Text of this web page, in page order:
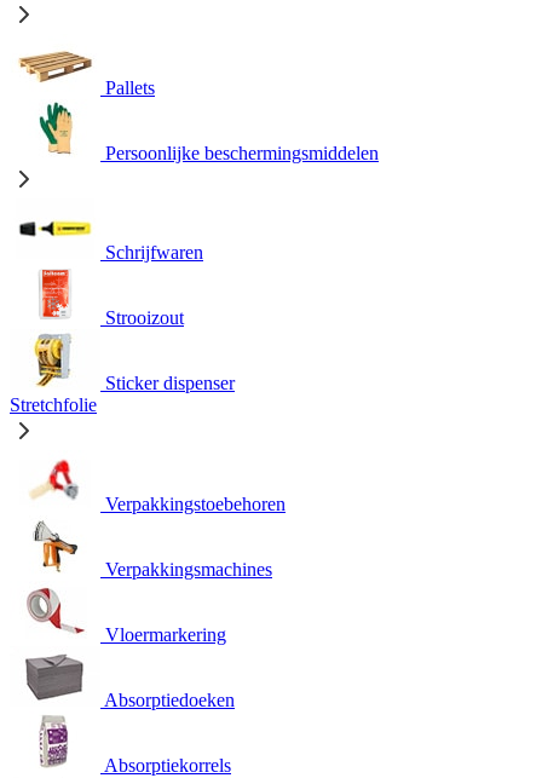
Pallets
Persoonlijke beschermingsmiddelen
Schrijfwaren
Strooizout
Sticker dispenser
Stretchfolie
Verpakkingstoebehoren
Verpakkingsmachines
Vloermarkering
Absorptiedoeken
Absorptiekorrels